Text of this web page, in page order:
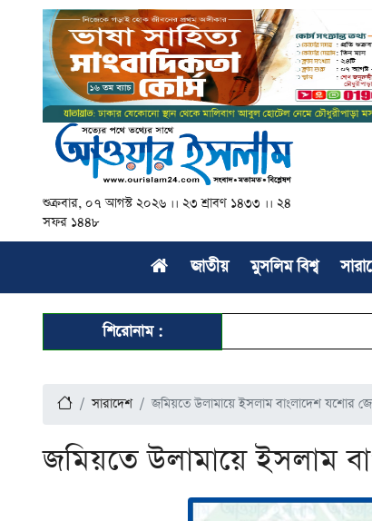
শুক্রবার, ০৭ আগস্ট ২০২৬ ।। ২৩ শ্রাবণ ১৪৩৩ ।। ২৪
সফর ১৪৪৮
জাতীয় মুসলিম বিশ্ব
শিরোনাম :
সারাদেশ জমিয়তে উলামায়ে ইসলাম বাংলাদেশ যশোর
জমিয়তে উলামায়ে ইসলাম